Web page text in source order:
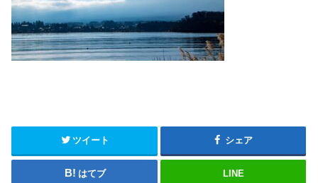
ツイート シェア
はてブ LINE